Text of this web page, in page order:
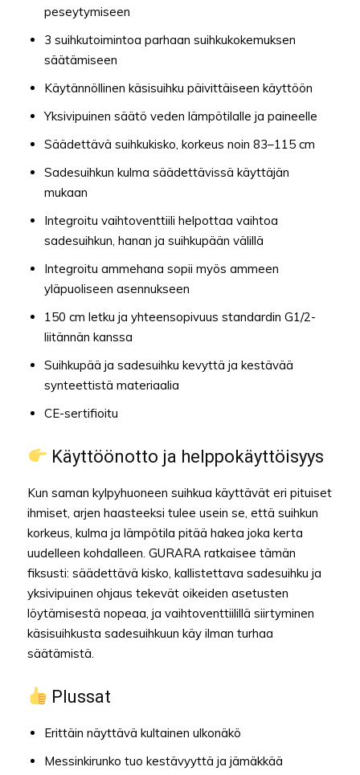
peseytymiseen
3 suihkutoimintoa parhaan suihkukokemuksen
säätämiseen
Käytännöllinen käsisuihku päivittäiseen käyttöön
Yksivipuinen säätö veden lämpötilalle ja paineelle
Säädettävä suihkukisko, korkeus noin 83–115 cm
Sadesuihkun kulma säädettävissä käyttäjän
mukaan
Integroitu vaihtoventtiili helpottaa vaihtoa
sadesuihkun, hanan ja suihkupään välillä
Integroitu ammehana sopii myös ammeen
yläpuoliseen asennukseen
150 cm letku ja yhteensopivuus standardin G1/2-
liitännän kanssa
Suihkupää ja sadesuihku kevyttä ja kestävää
synteettistä materiaalia
CE-sertifioitu
Käyttöönotto ja helppokäyttöisyys
Kun saman kylpyhuoneen suihkua käyttävät eri pituiset
ihmiset, arjen haasteeksi tulee usein se, että suihkun
korkeus, kulma ja lämpötila pitää hakea joka kerta
uudelleen kohdalleen. GURARA ratkaisee tämän
fiksusti: säädettävä kisko, kallistettava sadesuihku ja
yksivipuinen ohjaus tekevät oikeiden asetusten
löytämisestä nopeaa, ja vaihtoventtiilillä siirtyminen
käsisuihkusta sadesuihkuun käy ilman turhaa
säätämistä.
Plussat
Erittäin näyttävä kultainen ulkonäkö
Messinkirunko tuo kestävyyttä ja jämäkkää